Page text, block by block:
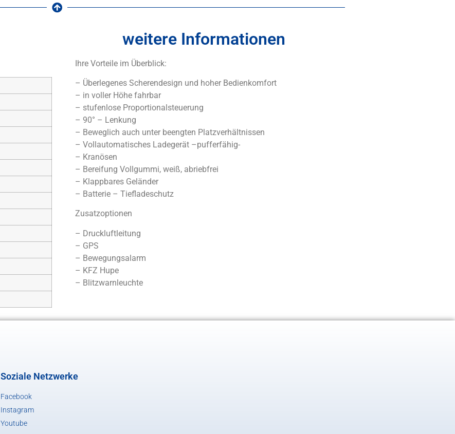
weitere Informationen
Ihre Vorteile im Überblick:
– Überlegenes Scherendesign und hoher Bedienkomfort
– in voller Höhe fahrbar
– stufenlose Proportionalsteuerung
– 90° – Lenkung
– Beweglich auch unter beengten Platzverhältnissen
– Vollautomatisches Ladegerät –pufferfähig-
– Kranösen
– Bereifung Vollgummi, weiß, abriebfrei
– Klappbares Geländer
– Batterie – Tiefladeschutz
Zusatzoptionen
– Druckluftleitung
– GPS
– Bewegungsalarm
– KFZ Hupe
– Blitzwarnleuchte
Soziale Netzwerke
Facebook
Instagram
Youtube